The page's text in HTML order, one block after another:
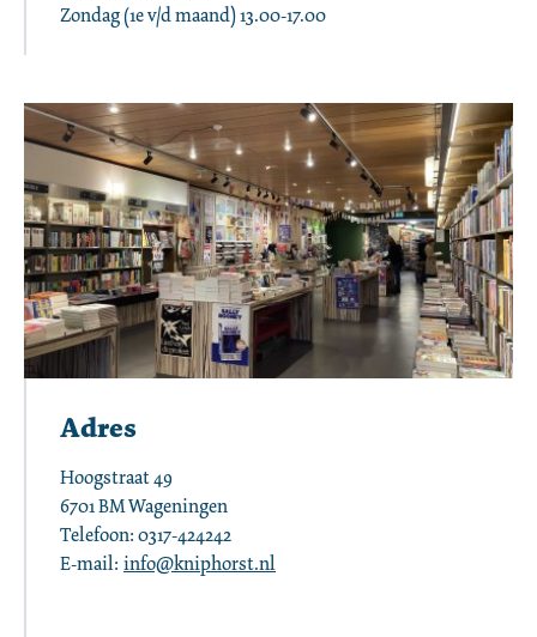
Zondag (1e v/d maand) 13.00-17.00
Adres
Hoogstraat 49
6701 BM Wageningen
Telefoon: 0317-424242
E-mail: info@kniphorst.nl